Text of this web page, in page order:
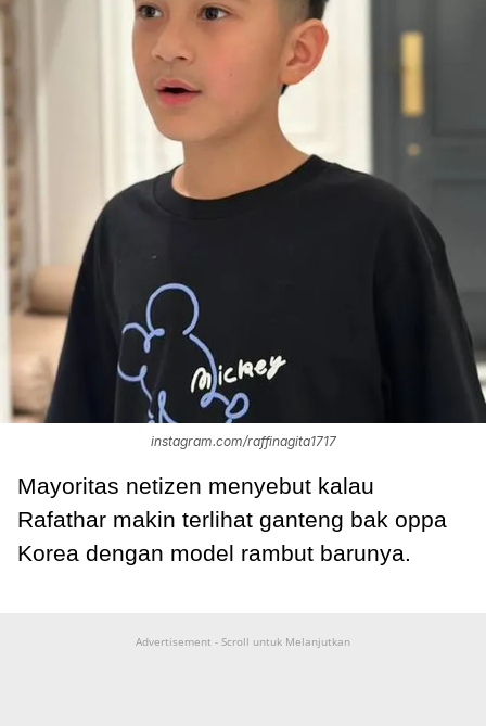
instagram.com/raffinagita1717
Mayoritas netizen menyebut kalau
Rafathar makin terlihat ganteng bak oppa
Korea dengan model rambut barunya.
Advertisement - Scroll untuk Melanjutkan